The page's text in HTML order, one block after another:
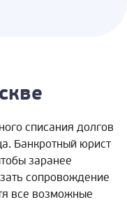
списания долгов
Банкротный юрист
заранее
сопровождение
все возможные